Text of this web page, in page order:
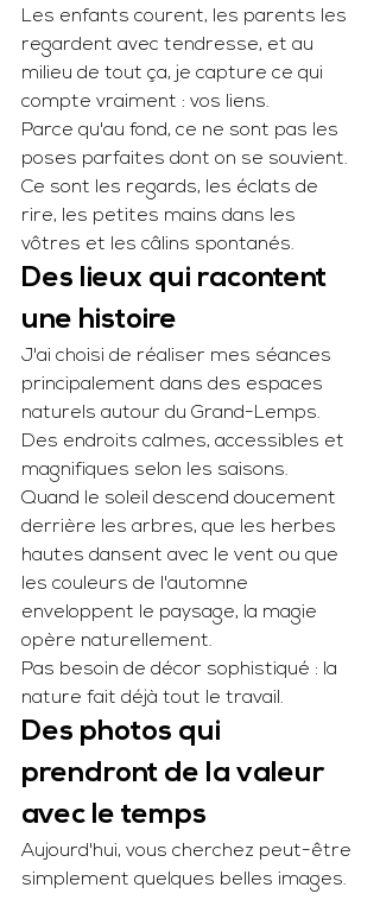
Les enfants courent, les parents les
regardent avec tendresse, et au
milieu de tout ça, je capture ce qui
compte vraiment : vos liens.
Parce qu'au fond, ce ne sont pas les
poses parfaites dont on se souvient.
Ce sont les regards, les éclats de
rire, les petites mains dans les
vôtres et les câlins spontanés.
Des lieux qui racontent
une histoire
J'ai choisi de réaliser mes séances
principalement dans des espaces
naturels autour du Grand-Lemps.
Des endroits calmes, accessibles et
magnifiques selon les saisons.
Quand le soleil descend doucement
derrière les arbres, que les herbes
hautes dansent avec le vent ou que
les couleurs de l'automne
enveloppent le paysage, la magie
opère naturellement.
Pas besoin de décor sophistiqué : la
nature fait déjà tout le travail.
Des photos qui
prendront de la valeur
avec le temps
Aujourd'hui, vous cherchez peut-être
simplement quelques belles images.